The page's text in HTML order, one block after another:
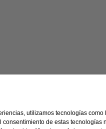
utilizamos tecnologías
de estas tecnologías